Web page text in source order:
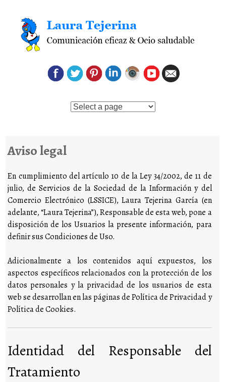
Saltar al contenido
Aviso legal
En cumplimiento del artículo 10 de la Ley 34/2002, de 11 de
julio, de Servicios de la Sociedad de la Información y del
Comercio Electrónico (LSSICE), Laura Tejerina García (en
adelante, “Laura Tejerina”), Responsable de esta web, pone a
disposición de los Usuarios la presente información, para
definir sus Condiciones de Uso.
Adicionalmente a los contenidos aquí expuestos, los
aspectos específicos relacionados con la protección de los
datos personales y la privacidad de los usuarios de esta
web se desarrollan en las páginas de Política de Privacidad y
Política de Cookies.
Identidad del Responsable del
Tratamiento